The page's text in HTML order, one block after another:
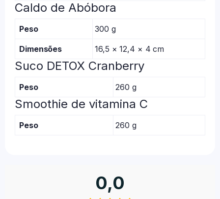
Caldo de Abóbora
Peso 300 g
Dimensões 16,5 × 12,4 × 4 cm
Suco DETOX Cranberry
Peso 260 g
Smoothie de vitamina C
Peso 260 g
0,0